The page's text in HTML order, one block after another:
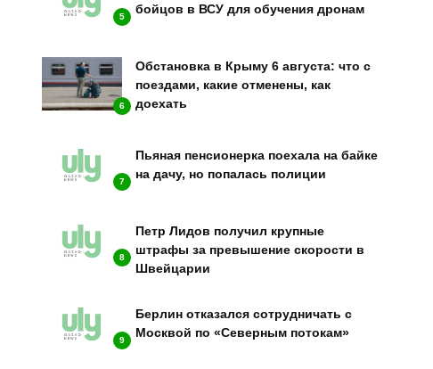
5
бойцов в ВСУ для обучения дронам
6
Обстановка в Крыму 6 августа: что с
поездами, какие отменены, как
доехать
7
Пьяная пенсионерка поехала на байке
на дачу, но попалась полиции
8
Петр Лидов получил крупные
штрафы за превышение скорости в
Швейцарии
9
Берлин отказался сотрудничать с
Москвой по «Северным потокам»